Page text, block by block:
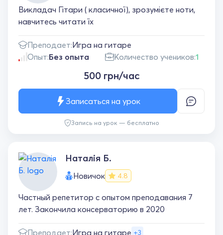
Викладач Гітари ( класичної), зрозумієте ноти,
навчитесь читати їх
Преподает:Игра на гитаре
Опыт:Без опыта Количество учеников:1
500 грн/час
Запись на урок — бесплатно
Записаться на урок
Наталія Б.
Новичок 4.8
Частный репетитор с опытом преподавания 7
лет. Закончила консерваторию в 2020
Преподает:Игра на гитаре +3